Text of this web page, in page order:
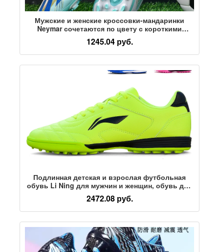
Мужские и женские кроссовки-мандаринки
Neymar сочетаются по цвету с короткими
ногтями MG, длинными ногтями детей-
студентов falcon, сломанными ногтями MG,
новой футбольной обувью
1245.04 руб.
Подлинная детская и взрослая футбольная
обувь Li Ning для мужчин и женщин, обувь для
мальчиков начальной школы со сломанными
ногтями, обувь для тренировок TF,
молодежные модели для мальчиков
2472.08 руб.